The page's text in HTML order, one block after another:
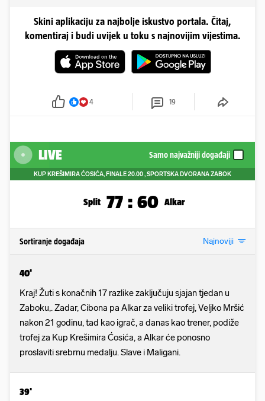
Skini aplikaciju za najbolje iskustvo portala. Čitaj,
komentiraj i budi uvijek u toku s najnovijim vijestima.
4 19
LIVE Samo najvažniji događaji
KUP KREŠIMIRA ĆOSIĆA, FINALE20.00, SPORTSKA DVORANA ZABOK
Split 77 : 60 Alkar
Sortiranje događaja Najnoviji
40'
Kraj! Žuti s konačnih 17 razlike zaključuju sjajan tjedan u
Zaboku,. Zadar, Cibona pa Alkar za veliki trofej, Veljko Mršić
nakon 21 godinu, tad kao igrač, a danas kao trener, podiže
trofej za Kup Krešimira Ćosića, a Alkar će ponosno
proslaviti srebrnu medalju. Slave i Maligani.
39'